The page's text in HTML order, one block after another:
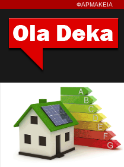
ΦΑΡΜΑΚΕΙΑ